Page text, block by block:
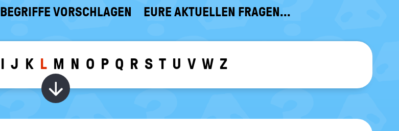
BEGRIFFE VORSCHLAGEN EURE AKTUELLEN FRAGEN...
I J K L M N O P Q R S T U V W Z
Wörter zu dem gewählten Buchstaben ein-/